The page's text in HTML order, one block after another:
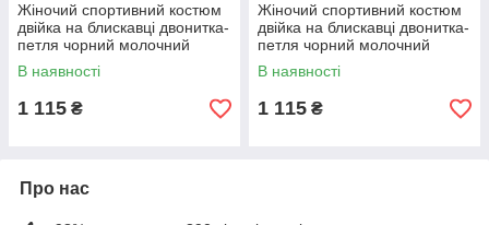
Жіночий спортивний костюм
двійка на блискавці двонитка-
петля чорний молочний
графіт капучино бежевий
оливковий S-XL 50-56
В наявності
1 115 ₴
Жіночий спортивний костюм
двійка на блискавці двонитка-
петля чорний молочний
графіт капучино бежевий
оливковий S-XL 50-56
В наявності
1 115 ₴
Про нас